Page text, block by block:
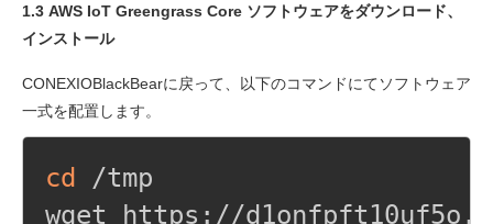
1.3 AWS IoT Greengrass Core ソフトウェアをダウンロード、
インストール
CONEXIOBlackBearに戻って、以下のコマンドにてソフトウェア
一式を配置します。
cd /tmp
wget https://